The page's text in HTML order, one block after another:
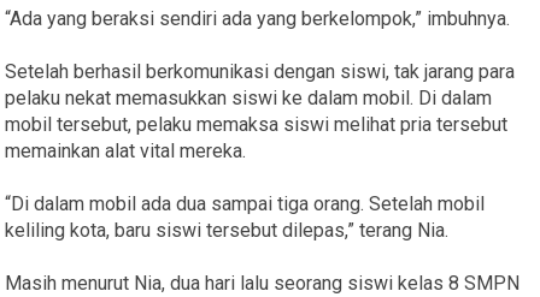
“Ada yang beraksi sendiri ada yang berkelompok,” imbuhnya.
Setelah berhasil berkomunikasi dengan siswi, tak jarang para
pelaku nekat memasukkan siswi ke dalam mobil. Di dalam
mobil tersebut, pelaku memaksa siswi melihat pria tersebut
memainkan alat vital mereka.
“Di dalam mobil ada dua sampai tiga orang. Setelah mobil
keliling kota, baru siswi tersebut dilepas,” terang Nia.
Masih menurut Nia, dua hari lalu seorang siswi kelas 8 SMPN